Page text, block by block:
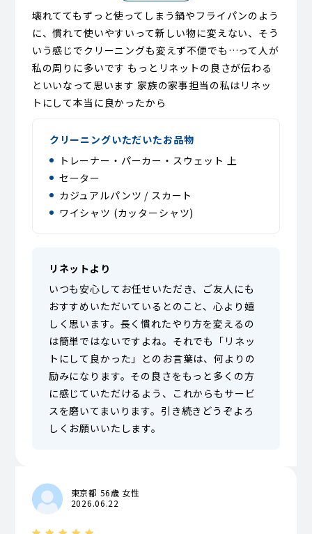
壊れててもずっと使ってしまう鍋やフライパンのよう
に、慣れて使いやすいって新しい物に変えない、そう
いう感じでクリーニングも変えず不便でも…って人が
私の周りに多いです もっとリネットの良さが伝わる
といいなって思います 家族の家事担当の私はリネッ
トにして本当に良かったから
クリーニングいただいたお品物
トレーナー・パーカー・スウェット 上
セーター
カジュアルパンツ / スカート
ワイシャツ (カッターシャツ)
リネットより
いつも安心してお任せいただき、ご友人にも
おすすめいただいているとのこと、心より嬉
しく思います。長く慣れたやり方を変えるの
は簡単ではないですよね。それでも「リネッ
トにして良かった」とのお言葉は、何よりの
励みになります。その良さをもっと多くの方
に感じていただけるよう、これからもサービ
スを磨いてまいります。引き続きどうぞよろ
しくお願いいたします。
東京都 56歳 女性
2026.06.22